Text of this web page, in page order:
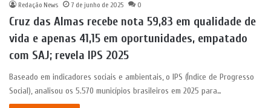
Redação News 7 de junho de 2025 0
Cruz das Almas recebe nota 59,83 em qualidade de
vida e apenas 41,15 em oportunidades, empatado
com SAJ; revela IPS 2025
Baseado em indicadores sociais e ambientais, o IPS (Índice de Progresso
Social), analisou os 5.570 municípios brasileiros em 2025 para…